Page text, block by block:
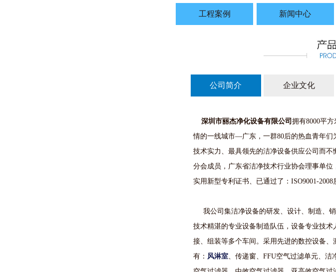
工程案例 新闻中心
公司简介 企业文化
深圳市丽杰净化设备有限公司 拥有8000平
情的一线城市—广东，一群80后的热血青年
技术实力、最具领先的洁净设备供应公司而
分会成员，广东省洁净技术行业协会理事单
实用新型专利证书、已通过了：ISO9001-2008
我公司集洁净设备的研发、设计、制造、
技术精湛的专业设备制造队伍，设备专业技
接、组装等多个车间。采用先进的数控设备
有： 风淋室 、传递窗、FFU空气过滤单元、